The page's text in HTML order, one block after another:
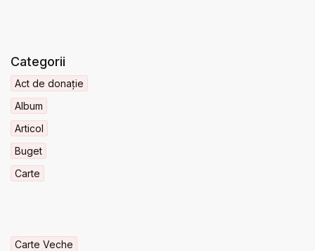
Categorii
Act de donație
Album
Articol
Buget
Carte
Carte Veche